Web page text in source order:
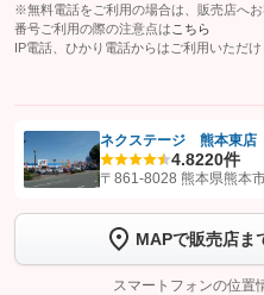
※無料電話をご利用の場合は、販売店へ
番号ご利用の際の注意点は こちら
IP電話、ひかり電話からはご利用いただけ
【STEP1】認証画面でグーネットを友
トーク画面で
ボタンを
完了してください。
ネクステージ 熊本東店
4.8220件
〒861-8028 熊本県熊本
MAPで販売店ま
スマートフォンの位置